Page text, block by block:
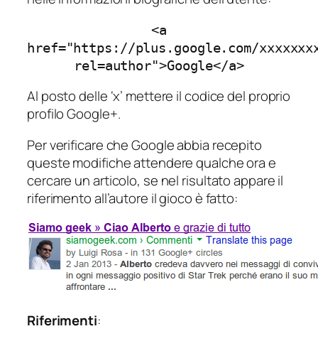
<a
href="https://plus.google.com/
rel=author">Google</a>
Al posto delle ‘x’ mettere il codice del proprio
profilo Google+.
Per verificare che Google abbia recepito
queste modifiche attendere qualche ora e
cercare un articolo, se nel risultato appare il
riferimento all’autore il gioco è fatto:
Riferimenti: